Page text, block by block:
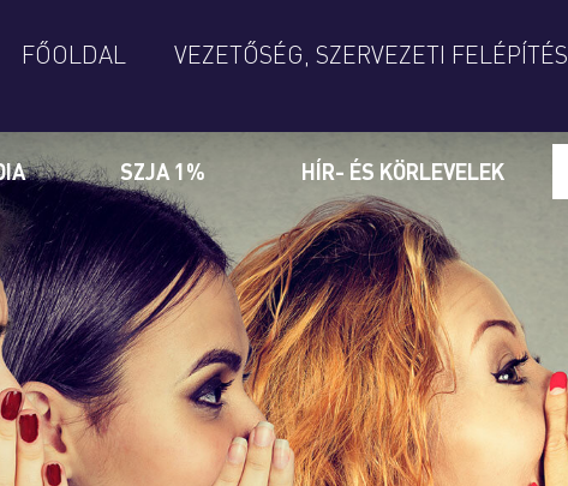
FŐOLDAL VEZETŐSÉG, SZERVEZETI FELÉPÍTÉS
SZJA 1% HÍR- ÉS KÖRLEVELEK